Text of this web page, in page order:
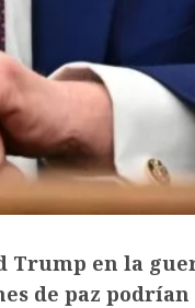
Trump en la
de paz